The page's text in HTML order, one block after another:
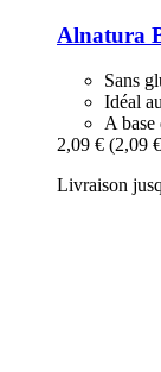
Alnatura
Sans
Idéal
A base
2,09 € (2,09
Livraison